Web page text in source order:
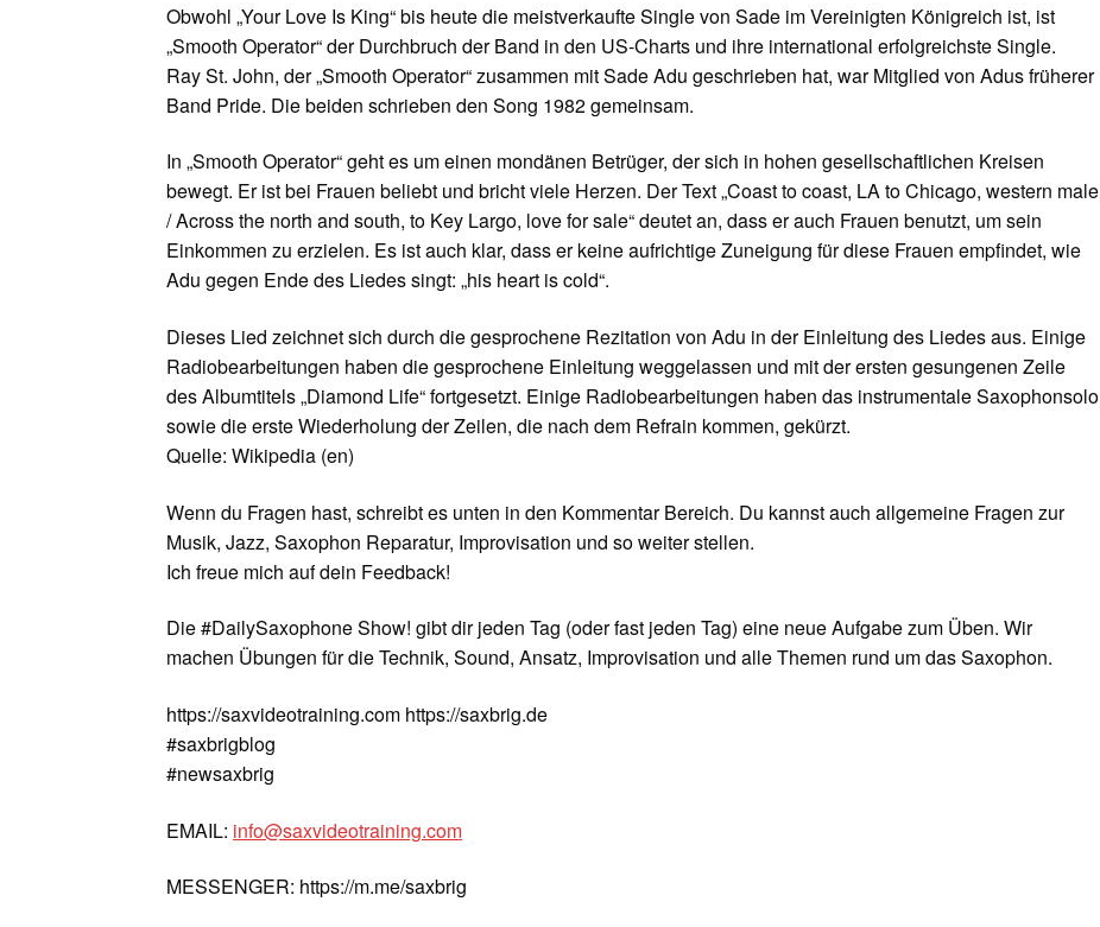
Obwohl „Your Love Is King“ bis heute die meistverkaufte Single von Sade im Vereinigten Königreich ist, ist
„Smooth Operator“ der Durchbruch der Band in den US-Charts und ihre international erfolgreichste Single.
Ray St. John, der „Smooth Operator“ zusammen mit Sade Adu geschrieben hat, war Mitglied von Adus früherer
Band Pride. Die beiden schrieben den Song 1982 gemeinsam.
In „Smooth Operator“ geht es um einen mondänen Betrüger, der sich in hohen gesellschaftlichen Kreisen
bewegt. Er ist bei Frauen beliebt und bricht viele Herzen. Der Text „Coast to coast, LA to Chicago, western male
/ Across the north and south, to Key Largo, love for sale“ deutet an, dass er auch Frauen benutzt, um sein
Einkommen zu erzielen. Es ist auch klar, dass er keine aufrichtige Zuneigung für diese Frauen empfindet, wie
Adu gegen Ende des Liedes singt: „his heart is cold“.
Dieses Lied zeichnet sich durch die gesprochene Rezitation von Adu in der Einleitung des Liedes aus. Einige
Radiobearbeitungen haben die gesprochene Einleitung weggelassen und mit der ersten gesungenen Zeile
des Albumtitels „Diamond Life“ fortgesetzt. Einige Radiobearbeitungen haben das instrumentale Saxophonsolo
sowie die erste Wiederholung der Zeilen, die nach dem Refrain kommen, gekürzt.
Quelle: Wikipedia (en)
Wenn du Fragen hast, schreibt es unten in den Kommentar Bereich. Du kannst auch allgemeine Fragen zur
Musik, Jazz, Saxophon Reparatur, Improvisation und so weiter stellen.
Ich freue mich auf dein Feedback!
Die #DailySaxophone Show! gibt dir jeden Tag (oder fast jeden Tag) eine neue Aufgabe zum Üben. Wir
machen Übungen für die Technik, Sound, Ansatz, Improvisation und alle Themen rund um das Saxophon.
https://saxvideotraining.com https://saxbrig.de
#saxbrigblog
#newsaxbrig
EMAIL: info@saxvideotraining.com
MESSENGER: https://m.me/saxbrig